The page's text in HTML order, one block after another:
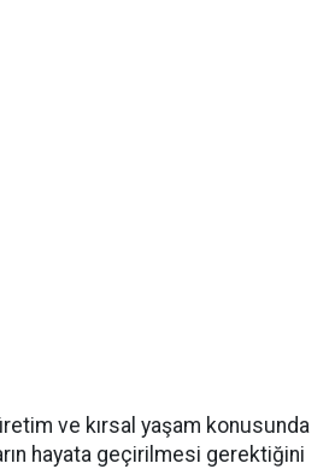
ve kırsal yaşam konusunda
hayata geçirilmesi gerektiğini